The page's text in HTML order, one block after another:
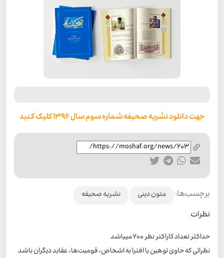
جهت دانلود نشریه صحیفه شماره سوم سال 1396 کلیک کنید
برچسب‌ها: متون دینی نشریه صحیفه
نظرات
حداکثر تعداد کاراکتر نظر 200 ميياشد
نظراتی که حاوی توهین یا افترا به اشخاص، قومیت‌ها، عقاید دیگران باشد